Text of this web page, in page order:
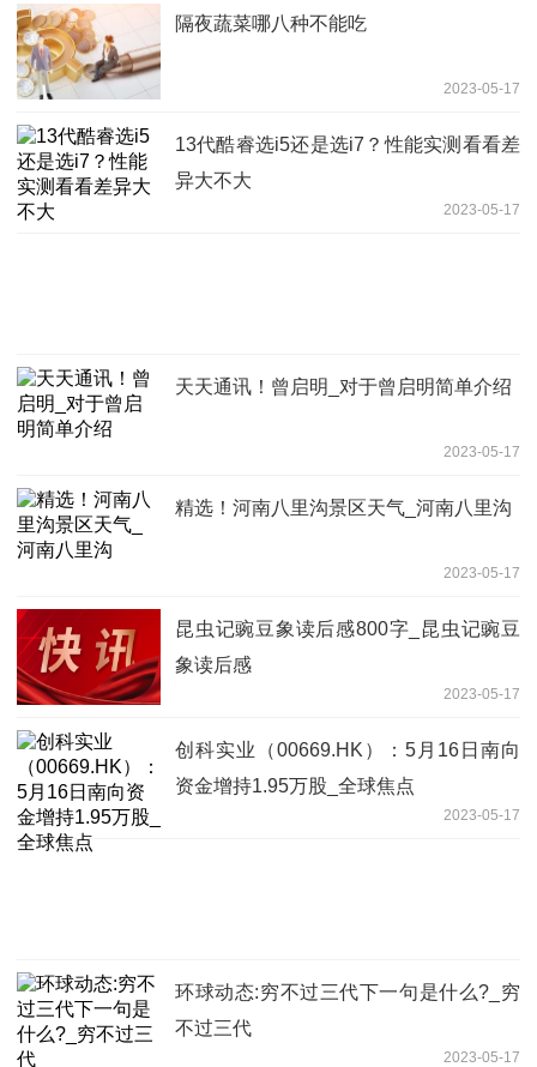
隔夜蔬菜哪八种不能吃
2023-05-17
13代酷睿选i5还是选i7？性能实测看看差
异大不大
2023-05-17
天天通讯！曾启明_对于曾启明简单介绍
2023-05-17
精选！河南八里沟景区天气_河南八里沟
2023-05-17
昆虫记豌豆象读后感800字_昆虫记豌豆
象读后感
2023-05-17
创科实业（00669.HK）：5月16日南向
资金增持1.95万股_全球焦点
2023-05-17
环球动态:穷不过三代下一句是什么?_穷
不过三代
2023-05-17